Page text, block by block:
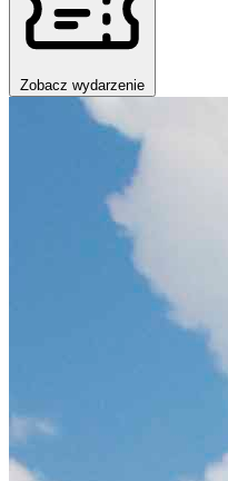
Zobacz wydarzenie